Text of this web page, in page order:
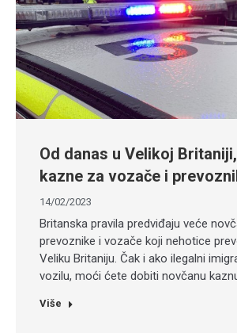
Od danas u Velikoj
kazne za vozače i
14/02/2023
Britanska pravila predviđaju veće
prevoznike i vozače koji nehotice
Veliku Britaniju. Čak i ako ilegalni
vozilu, moći ćete dobiti novčanu
Više